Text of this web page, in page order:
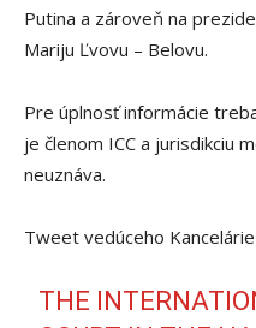
Putina a zároveň na
Mariju Ľvovu – Belovu.
Pre úplnosť informácie
je členom ICC a jurisdikciu
neuznáva.
Tweet vedúceho
THE